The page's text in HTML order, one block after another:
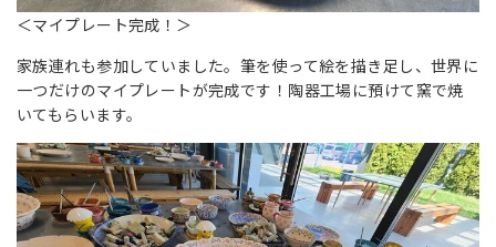
＜マイプレート完成！＞
家族連れも参加していました。筆を使って絵を描き足し、世界に
一つだけのマイプレートが完成です！陶器工場に預けて窯で焼
いてもらいます。